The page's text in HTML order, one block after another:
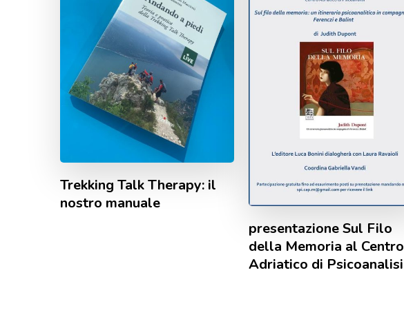
Trekking Talk Therapy: il
nostro manuale
presentazione Sul Filo
della Memoria al Centro
Adriatico di Psicoanalisi